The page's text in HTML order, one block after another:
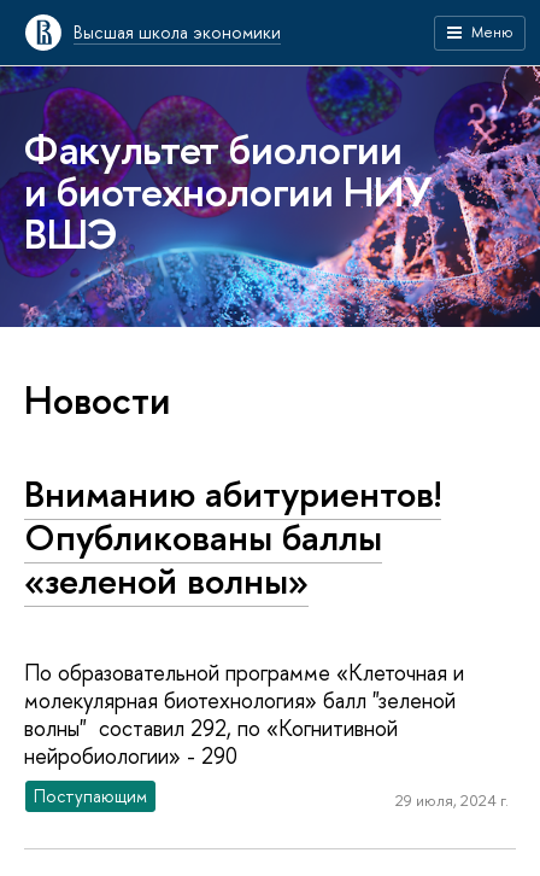
Высшая школа экономики Меню
Факультет биологии
и биотехнологии НИУ
ВШЭ
Новости
Вниманию абитуриентов!
Опубликованы баллы
«зеленой волны»
По образовательной программе «Клеточная и
молекулярная биотехнология» балл "зеленой
волны" составил 292, по «Когнитивной
нейробиологии» - 290
Поступающим 29 июля, 2024 г.